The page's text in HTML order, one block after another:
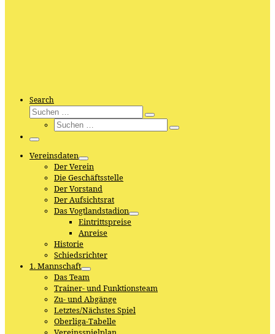
Search
Suche
Suchen
Suche
Suchen
Menü
Vereinsdaten
Der Verein
Die Geschäftsstelle
Der Vorstand
Der Aufsichtsrat
Das Vogtlandstadion
Eintrittspreise
Anreise
Historie
Schiedsrichter
1. Mannschaft
Das Team
Trainer- und Funktionsteam
Zu- und Abgänge
Letztes/Nächstes Spiel
Oberliga-Tabelle